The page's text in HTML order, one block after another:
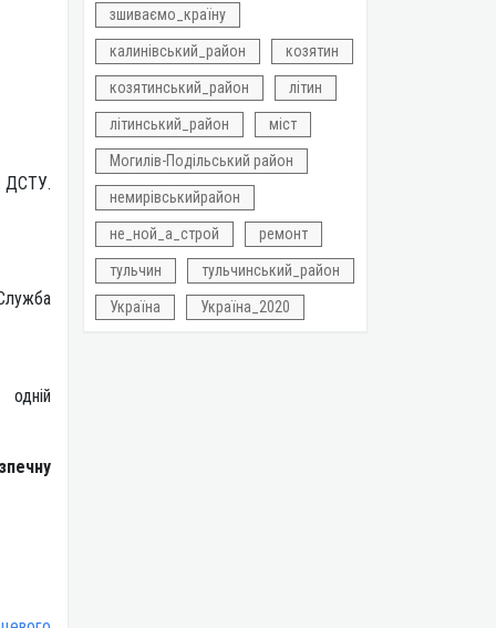
зшиваємо_країну
калинівський_район козятин
козятинський_район літин
літинський_район міст
Могилів-Подільський район
немирівськийрайон
не_ной_а_строй ремонт
тульчин тульчинський_район
Україна Україна_2020